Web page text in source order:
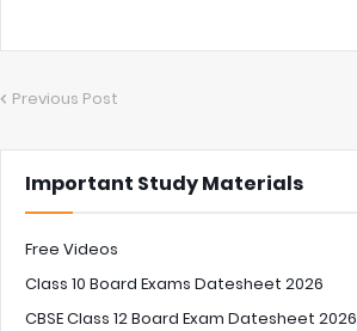
Previous Post
Important Study Materials
Free Videos
Class 10 Board Exams Datesheet 2026
CBSE Class 12 Board Exam Datesheet 2026